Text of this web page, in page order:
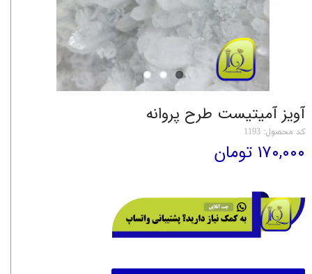
آویز آمیتیست طرح پروانه
کد محصول: 1193
۱۷۰,۰۰۰ تومان